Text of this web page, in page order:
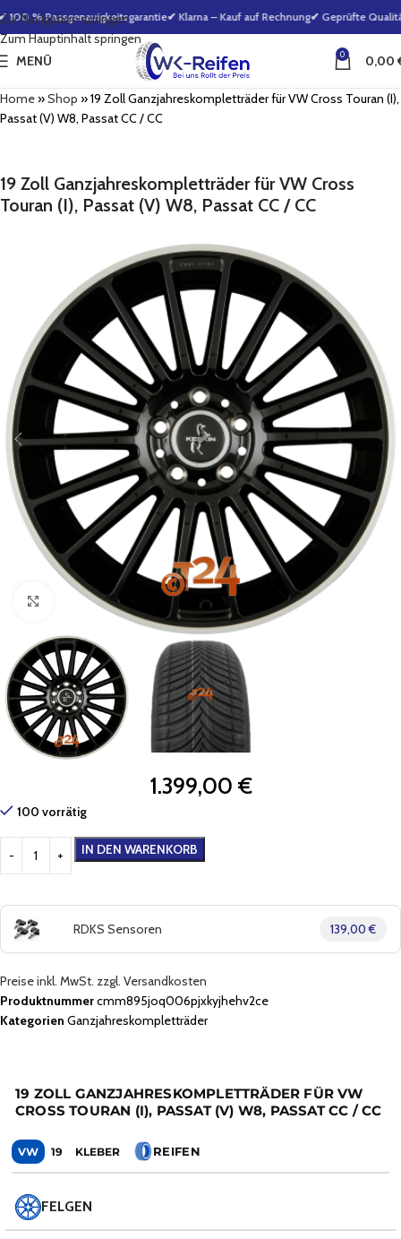
Zur Navigation springen
Zum Hauptinhalt springen
% Passgenauigkeitsgarantie✔ Klarna – Kauf auf Rechnung✔ Geprüfte Qualität
MENÜ 0 0,00
Home»Shop »19 Zoll Ganzjahreskompletträder für VW Cross Touran (I),
Passat (V) W8, Passat CC / CC
19 Zoll Ganzjahreskompletträder für VW Cross
Touran (I), Passat (V) W8, Passat CC / CC
Zum Vergrößern klicken
1.399,00 €
100 vorrätig
IN DEN WARENKORB
RDKS Sensoren 139,00 €
Preise inkl. MwSt. zzgl. Versandkosten
Produktnummercmm895joq006pjxkyjhehv2ce
Kategorien Ganzjahreskompletträder
19 ZOLL GANZJAHRESKOMPLETTRÄDER FÜR VW
CROSS TOURAN (I), PASSAT (V) W8, PASSAT CC / CC
VW 19 KLEBER REIFEN
FELGEN